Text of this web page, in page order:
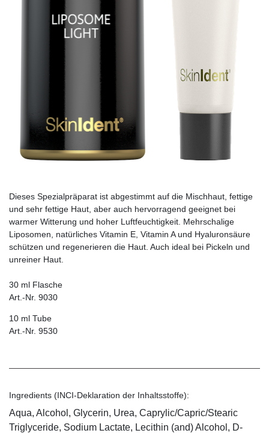
Dieses Spezialpräparat ist abgestimmt auf die Mischhaut, fettige
und sehr fettige Haut, aber auch hervorragend geeignet bei
warmer Witterung und hoher Luftfeuchtigkeit. Mehrschalige
Liposomen, natürliches Vitamin E, Vitamin A und Hyaluronsäure
schützen und regenerieren die Haut. Auch ideal bei Pickeln und
unreiner Haut.
30 ml Flasche
Art.-Nr. 9030
10 ml Tube
Art.-Nr. 9530
Ingredients (INCI-Deklaration der Inhaltsstoffe):
Aqua, Alcohol, Glycerin, Urea, Caprylic/Capric/Stearic
Triglyceride, Sodium Lactate, Lecithin (and) Alcohol, D-